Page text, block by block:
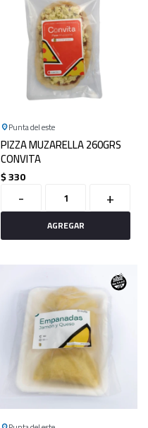
Punta del este
PIZZA MUZARELLA 260GRS
CONVITA
$330
- +